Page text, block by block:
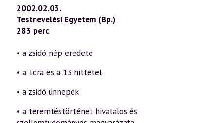
2002.02.03.
Testnevelési Egyetem (Bp.)
283 perc
• a zsidó nép eredete
• a Tóra és a 13 hittétel
• a zsidó ünnepek
• a teremtéstörténet hivatalos és